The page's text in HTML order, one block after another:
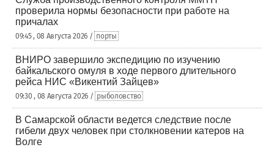
проверила нормы безопасности при работе на
причалах
09:45 , 08 Августа 2026 / порты
ВНИРО завершило экспедицию по изучению
байкальского омуля в ходе первого длительного
рейса НИС «Викентий Зайцев»
09:30 , 08 Августа 2026 / рыболовство
В Самарской области ведется следствие после
гибели двух человек при столкновении катеров на
Волге